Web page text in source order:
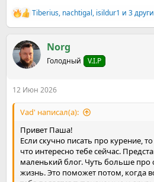
Р
е
к
ц
и
Tiberius, nachtigal, isildur1 и 3
Norg
Голодный V.I.P
12 Июн 2026
Vad' написал(а):
Привет Паша!
Если скучно писать про курение,
что интересно тебе сейчас.
маленький блог. Чуть больше
жизнь. Это поможет потом, когда